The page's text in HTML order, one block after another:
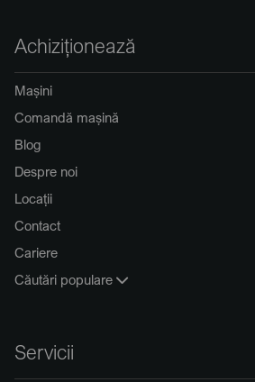
Achiziționează
Mașini
Comandă mașină
Blog
Despre noi
Locații
Contact
Cariere
Căutări populare
Servicii